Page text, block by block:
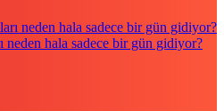
neden hala sadece bir gün gidiyor?